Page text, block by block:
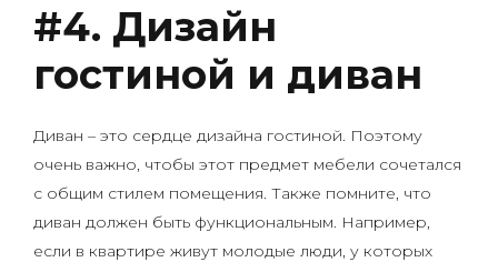
#4. Дизайн
гостиной и диван
Диван – это сердце дизайна гостиной. Поэтому
очень важно, чтобы этот предмет мебели сочетался
с общим стилем помещения. Также помните, что
диван должен быть функциональным. Например,
если в квартире живут молодые люди, у которых